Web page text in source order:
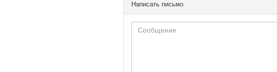
Написать письмо